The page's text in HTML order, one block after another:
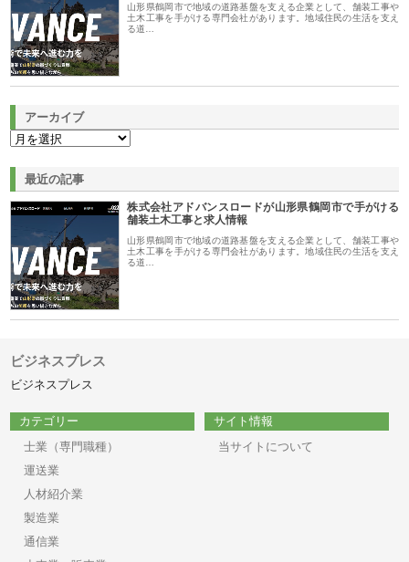
山形県鶴岡市で地域の道路基盤を支える企業として、舗装工事や
土木工事を手がける専門会社があります。地域住民の生活を支え
る道…
アーカイブ
最近の記事
株式会社アドバンスロードが山形県鶴岡市で手がける
舗装土木工事と求人情報
山形県鶴岡市で地域の道路基盤を支える企業として、舗装工事や
土木工事を手がける専門会社があります。地域住民の生活を支え
る道…
ビジネスプレス
ビジネスプレス
カテゴリー
士業（専門職種）
運送業
人材紹介業
製造業
通信業
サイト情報
当サイトについて